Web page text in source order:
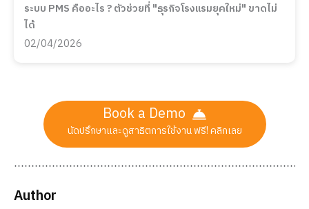
ระบบ PMS คืออะไร ? ตัวช่วยที่ "ธุรกิจโรงแรมยุคใหม่" ขาดไม่
ได้
02/04/2026
Book a Demo
นัดปรึกษาและดูสาธิตการใช้งาน ฟรี! คลิกเลย
Author